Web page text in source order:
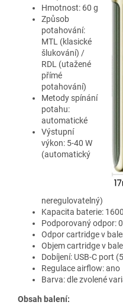
Hmotnost: 60 g
Způsob
potahování:
MTL (klasické
šlukování) /
RDL (utažené
přímé
potahování)
Metody spínání
potahu:
automatické
Výstupní
výkon: 5-40 W
(automatický
neregulovatelný)
Kapacita baterie:
Podporovaný odpor:
Odpor cartridge v
Objem cartridge v
Dobíjení: USB-C port
Regulace airflow: ano
Barva: dle zvolené
Obsah balení: